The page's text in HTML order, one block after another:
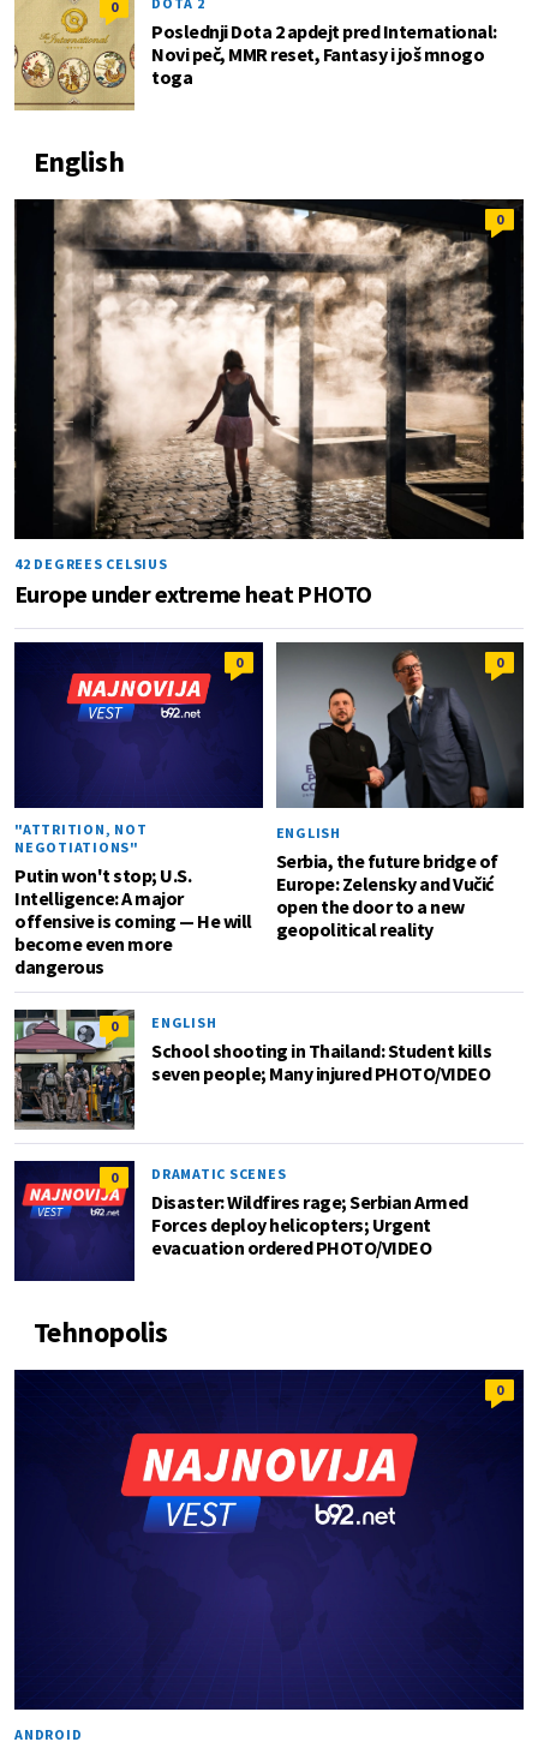
0
Poslednji Dota 2 apdejt pred International:
Novi peč, MMR reset, Fantasy i još mnogo
toga
English
0
42 DEGREES CELSIUS
Europe under extreme heat PHOTO
0
"ATTRITION, NOT
NEGOTIATIONS"
Putin won't stop; U.S.
Intelligence: A major
offensive is coming — He will
become even more
dangerous
0
ENGLISH
Serbia, the future bridge of
Europe: Zelensky and Vučić
open the door to a new
geopolitical reality
0 ENGLISH
School shooting in Thailand: Student kills
seven people; Many injured PHOTO/VIDEO
0 DRAMATIC SCENES
Disaster: Wildfires rage; Serbian Armed
Forces deploy helicopters; Urgent
evacuation ordered PHOTO/VIDEO
Tehnopolis
0
ANDROID